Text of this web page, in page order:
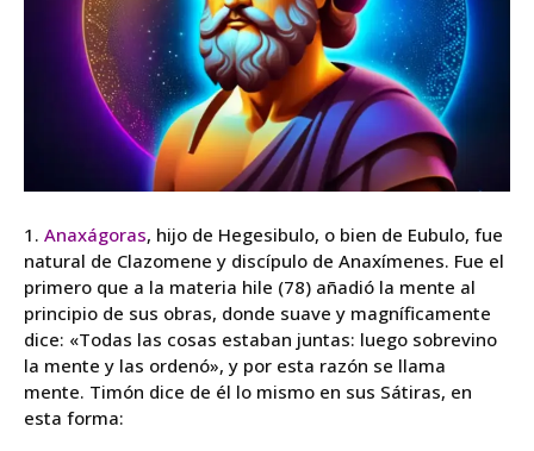
1. Anaxágoras, hijo de Hegesibulo, o bien de Eubulo, fue
natural de Clazomene y discípulo de Anaxímenes. Fue el
primero que a la materia hile (78) añadió la mente al
principio de sus obras, donde suave y magníficamente
dice: «Todas las cosas estaban juntas: luego sobrevino
la mente y las ordenó», y por esta razón se llama
mente. Timón dice de él lo mismo en sus Sátiras, en
esta forma: